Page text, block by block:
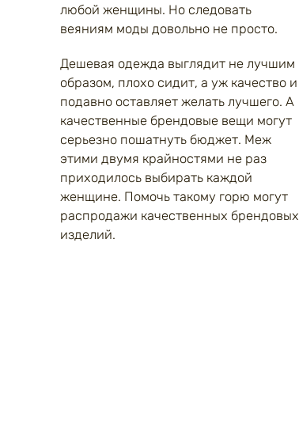
любой женщины. Но следовать
веяниям моды довольно не просто.
Дешевая одежда выглядит не лучшим
образом, плохо сидит, а уж качество и
подавно оставляет желать лучшего. А
качественные брендовые вещи могут
серьезно пошатнуть бюджет. Меж
этими двумя крайностями не раз
приходилось выбирать каждой
женщине. Помочь такому горю могут
распродажи качественных брендовых
изделий.